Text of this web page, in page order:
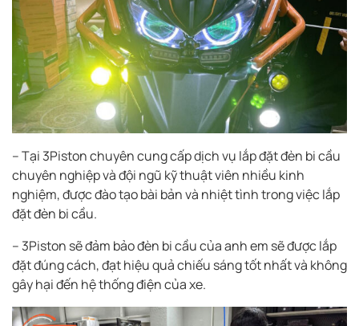
– Tại 3Piston chuyên cung cấp dịch vụ lắp đặt đèn bi cầu
chuyên nghiệp và đội ngũ kỹ thuật viên nhiều kinh
nghiệm, được đào tạo bài bản và nhiệt tình trong việc lắp
đặt đèn bi cầu.
– 3Piston sẽ đảm bảo đèn bi cầu của anh em sẽ được lắp
đặt đúng cách, đạt hiệu quả chiếu sáng tốt nhất và không
gây hại đến hệ thống điện của xe.